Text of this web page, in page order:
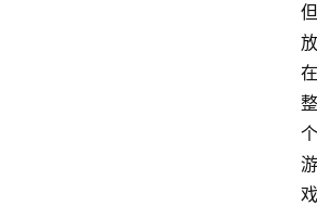
但
放
在
整
个
游
戏